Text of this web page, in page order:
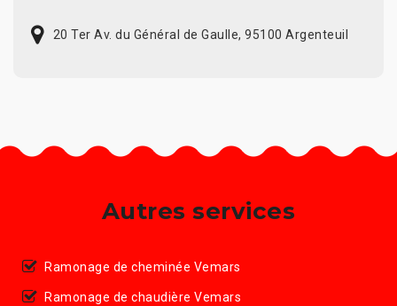
20 Ter Av. du Général de Gaulle, 95100 Argenteuil
Autres services
Ramonage de cheminée Vemars
Ramonage de chaudière Vemars